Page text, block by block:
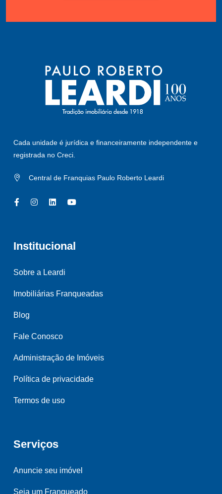
Cada unidade é jurídica e financeiramente independente e
registrada no Creci.
Central de Franquias Paulo Roberto Leardi
Institucional
Sobre a Leardi
Imobiliárias Franqueadas
Blog
Fale Conosco
Administração de Imóveis
Política de privacidade
Termos de uso
Serviços
Anuncie seu imóvel
Seja um Franqueado